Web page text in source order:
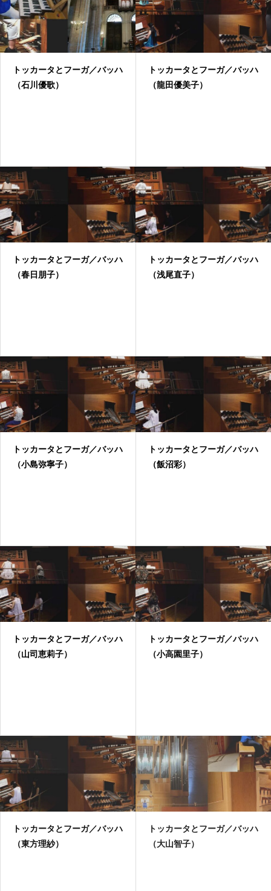
トッカータとフーガ／バッハ
（石川優歌）
トッカータとフーガ／バッハ
（龍田優美子）
トッカータとフーガ／バッハ
（春日朋子）
トッカータとフーガ／バッハ
（浅尾直子）
トッカータとフーガ／バッハ
（小島弥寧子）
トッカータとフーガ／バッハ
（飯沼彩）
トッカータとフーガ／バッハ
（山司恵莉子）
トッカータとフーガ／バッハ
（小高園里子）
トッカータとフーガ／バッハ
（東方理紗）
トッカータとフーガ／バッハ
（大山智子）